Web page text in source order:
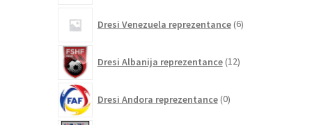
Dresi Venezuela reprezentance 6izdelkov
Dresi Albanija reprezentance 12izdelkov
Dresi Andora reprezentance 0izdelkov